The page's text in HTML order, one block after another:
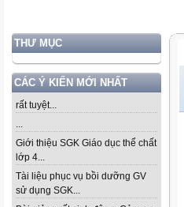
THƯ MỤC
CÁC Ý KIẾN MỚI NHẤT
rất tuyệt...
...
Giới thiệu SGK Giáo dục thể chất
lớp 4...
Tài liệu phục vụ bồi dưỡng GV
sử dụng SGK...